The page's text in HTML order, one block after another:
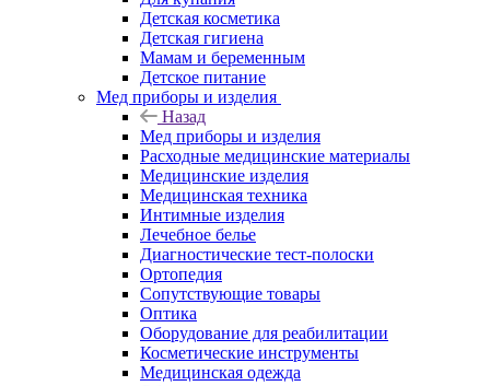
Детская косметика
Детская гигиена
Мамам и беременным
Детское питание
Мед приборы и изделия
Назад
Мед приборы и изделия
Расходные медицинские материалы
Медицинские изделия
Медицинская техника
Интимные изделия
Лечебное белье
Диагностические тест-полоски
Ортопедия
Сопутствующие товары
Оптика
Оборудование для реабилитации
Косметические инструменты
Медицинская одежда